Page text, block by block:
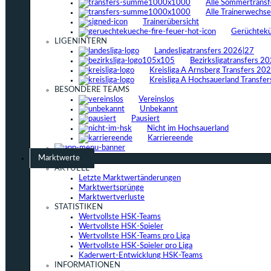
Alle
Alle
Trainerübersicht
LIGENINTERN
Landesligatransfers 2026|27
Bezirksligatransfers
Kreisliga A Arnsberg Transfers
Kreisliga A Hochsauerland
BESONDERE TEAMS
Vereinslos
Unbekannt
Pausiert
Nicht im Hochsauerland
Karriereende
Marktwerte
AKTUELL
Letzte Marktwertänderungen
Marktwertsprünge
Marktwertverluste
STATISTIKEN
Wertvollste HSK-Teams
Wertvollste HSK-Spieler
Wertvollste HSK-Teams pro Liga
Wertvollste HSK-Spieler pro Liga
Kaderwert-Entwicklung HSK-Teams
INFORMATIONEN